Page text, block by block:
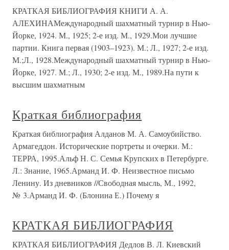
КРАТКАЯ БИБЛИОГРАФИЯ КНИГИ А. А.
АЛЕХИНАМеждународный шахматный турнир в Нью-
Йорке, 1924. М., 1925; 2-е изд. М., 1929.Мои лучшие
партии. Книга первая (1903–1923). М.; Л., 1927; 2-е изд.
М.;Л., 1928.Международный шахматный турнир в Нью-
Йорке, 1927. М.; Л., 1930; 2-е изд. М., 1989.На пути к
высшим шахматным
Краткая библиография
Краткая библиография Алданов М. А. Самоубийство.
Армагеддон. Исторические портреты и очерки. М.:
ТЕРРА, 1995.Альф Н. С. Семья Крупских в Петербурге.
Л.: Знание, 1965.Арманд И. Ф. Неизвестное письмо
Ленину. Из дневников //Свободная мысль, М., 1992,
№ 3.Арманд И. Ф. (Блонина Е.) Почему я
КРАТКАЯ БИБЛИОГРАФИЯ
КРАТКАЯ БИБЛИОГРАФИЯ Дедлов В. Л. Киевский